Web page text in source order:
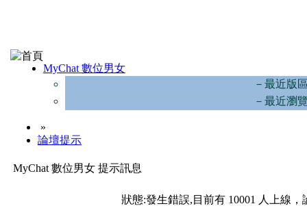
MyChat 數位男女
－最近版
－最近瀏
»
論壇提示
MyChat 數位男女 提示訊息
狀態:發生錯誤,目前有 10001 人上線